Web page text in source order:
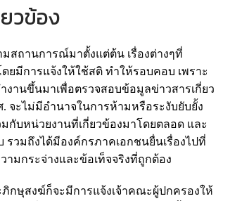
วข้อง
สถานการณ์มาตั้งแต่ต้น เรื่องต่างๆที่
ยมีการแจ้งให้ใช้สติ ทำให้รอบคอบ เพราะ
งานขึ้นมาเพื่อตรวจสอบข้อมูลข่าวสารเกี่ยว
ะไม่มีอำนาจในการห้ามหรือระงับยับยั้ง
บหน่วยงานที่เกี่ยวข้องมาโดยตลอด และ
วมถึงได้มีองค์กรภาคเอกชนยื่นเรื่องไปที่
มกระจ่างและข้อเท็จจริงที่ถูกต้อง
กษุสงฆ์ก็จะมีการแจ้งเจ้าคณะผู้ปกครองให้